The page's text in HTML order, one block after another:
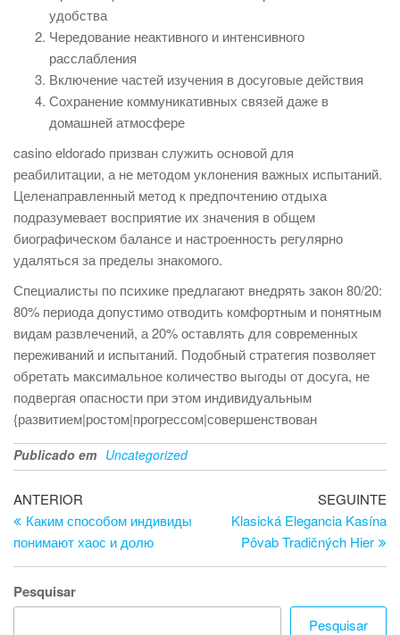
удобства
Чередование неактивного и интенсивного
расслабления
Включение частей изучения в досуговые действия
Сохранение коммуникативных связей даже в
домашней атмосфере
casino eldorado призван служить основой для
реабилитации, а не методом уклонения важных испытаний.
Целенаправленный метод к предпочтению отдыха
подразумевает восприятие их значения в общем
биографическом балансе и настроенность регулярно
удаляться за пределы знакомого.
Специалисты по психике предлагают внедрять закон 80/20:
80% периода допустимо отводить комфортным и понятным
видам развлечений, а 20% оставлять для современных
переживаний и испытаний. Подобный стратегия позволяет
обретать максимальное количество выгоды от досуга, не
подвергая опасности при этом индивидуальным
{развитием|ростом|прогрессом|совершенствован
Publicado em Uncategorized
Navegação
de
artigos
Artigo
anterior
ANTERIOR
Каким способом индивиды
понимают хаос и долю
SEGUINTE
Klasická Elegancia Kasína
Pôvab Tradičných Hier
Pesquisar
Pesquisar